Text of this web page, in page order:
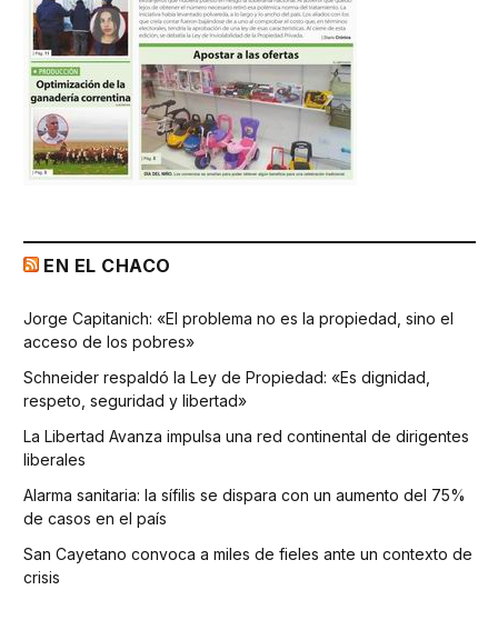
EN EL CHACO
Jorge Capitanich: «El problema no es la propiedad, sino el
acceso de los pobres»
Schneider respaldó la Ley de Propiedad: «Es dignidad,
respeto, seguridad y libertad»
La Libertad Avanza impulsa una red continental de dirigentes
liberales
Alarma sanitaria: la sífilis se dispara con un aumento del 75%
de casos en el país
San Cayetano convoca a miles de fieles ante un contexto de
crisis